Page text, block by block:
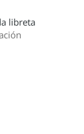
libreta